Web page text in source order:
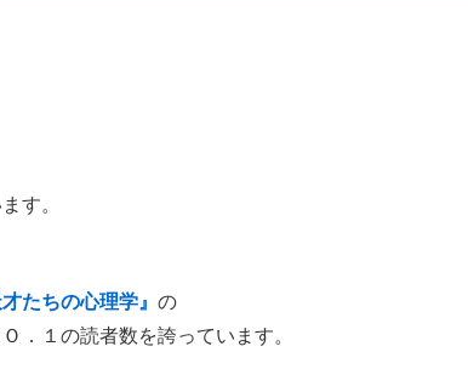
す。
たちの心理学』 の
．１の読者数を誇っています。